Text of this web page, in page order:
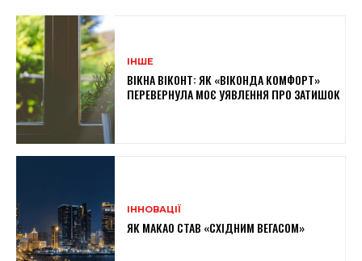
ІНШЕ
ВІКНА ВІКОНТ: ЯК «ВІКОНДА КОМФОРТ»
ПЕРЕВЕРНУЛА МОЄ УЯВЛЕННЯ ПРО ЗАТИШОК
ІННОВАЦІЇ
ЯК МАКАО СТАВ «СХІДНИМ ВЕГАСОМ»